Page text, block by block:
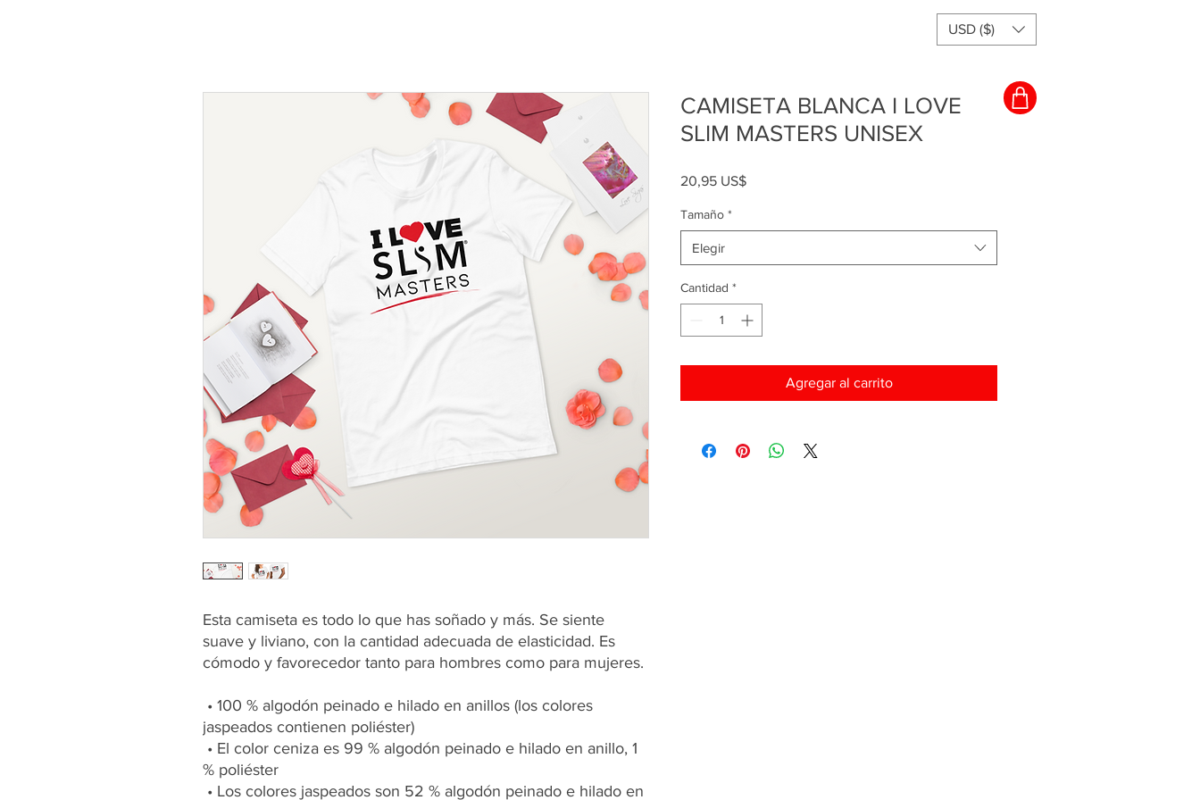
USD ($)
Esta camiseta es todo lo que has soñado y más. Se siente
suave y liviano, con la cantidad adecuada de elasticidad. Es
cómodo y favorecedor tanto para hombres como para mujeres.
jaspeados contienen poliéster)
% poliéster
CAMISETA BLANCA I LOVE
SLIM MASTERS UNISEX
20,95 US$Precio
Tamaño *
Elegir
Cantidad *
Agregar al carrito